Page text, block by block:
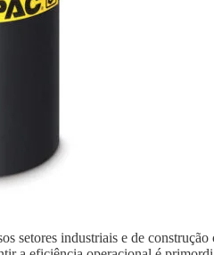
setores industriais e de